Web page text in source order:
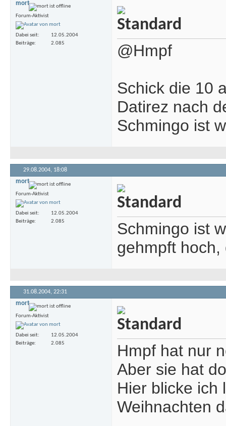
mort
Forum-Aktivist
Dabei seit
12.05.2004
Beiträge
2.085 @Hmpf
Schick die 10
Datirez nach
Schmingo ist
29.08.2004, 18:08
mort
Forum-Aktivist
Dabei seit
12.05.2004
Beiträge
2.085
Schmingo ist
gehmpft hoch,
31.08.2004, 22:31
mort
Forum-Aktivist
Dabei seit
12.05.2004
Beiträge
2.085
Hmpf hat nur
Aber sie hat
Hier blicke ich
Weihnachten